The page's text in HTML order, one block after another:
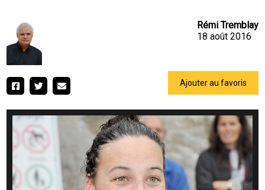
Rémi Tremblay
18 août 2016
Ajouter au favoris